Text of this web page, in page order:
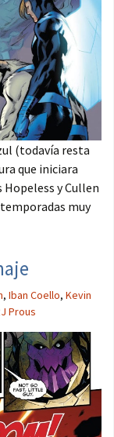
(todavía resta
que iniciara
y Cullen
muy
, Iban Coello, Kevin
Prous